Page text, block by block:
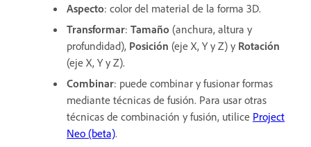
Aspecto: color del material de la forma 3D.
Transformar: Tamaño (anchura, altura y
profundidad), Posición (eje X, Y y Z) y Rotación
(eje X, Y y Z).
Combinar: puede combinar y fusionar formas
mediante técnicas de fusión. Para usar otras
técnicas de combinación y fusión, utilice Project
Neo (beta).